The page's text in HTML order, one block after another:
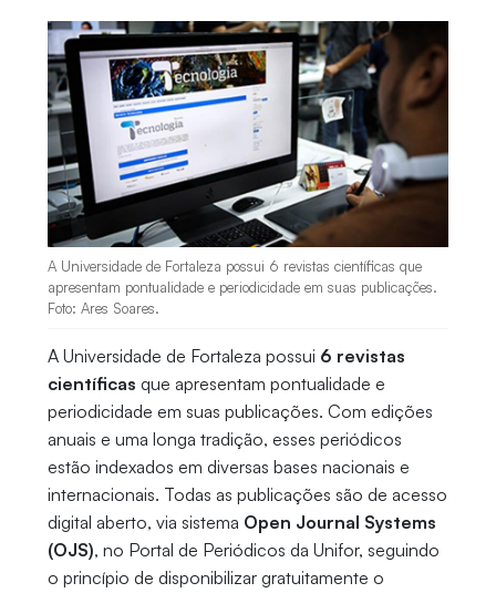
A Universidade de Fortaleza possui 6 revistas científicas que
apresentam pontualidade e periodicidade em suas publicações.
Foto: Ares Soares.
A Universidade de Fortaleza possui 6 revistas
científicas que apresentam pontualidade e
periodicidade em suas publicações. Com edições
anuais e uma longa tradição, esses periódicos
estão indexados em diversas bases nacionais e
internacionais. Todas as publicações são de acesso
digital aberto, via sistema Open Journal Systems
(OJS), no Portal de Periódicos da Unifor, seguindo
o princípio de disponibilizar gratuitamente o